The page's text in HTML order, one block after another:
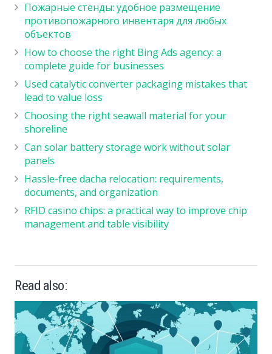
Пожарные стенды: удобное размещение
противопожарного инвентаря для любых
объектов
How to choose the right Bing Ads agency: a
complete guide for businesses
Used catalytic converter packaging mistakes that
lead to value loss
Choosing the right seawall material for your
shoreline
Can solar battery storage work without solar
panels
Hassle-free dacha relocation: requirements,
documents, and organization
RFID casino chips: a practical way to improve chip
management and table visibility
Read also: